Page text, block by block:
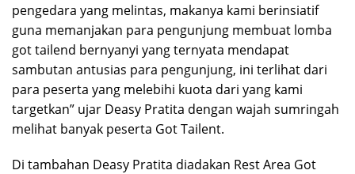
pengedara yang melintas, makanya kami berinsiatif
guna memanjakan para pengunjung membuat lomba
got tailend bernyanyi yang ternyata mendapat
sambutan antusias para pengunjung, ini terlihat dari
para peserta yang melebihi kuota dari yang kami
targetkan” ujar Deasy Pratita dengan wajah sumringah
melihat banyak peserta Got Tailent.
Di tambahan Deasy Pratita diadakan Rest Area Got